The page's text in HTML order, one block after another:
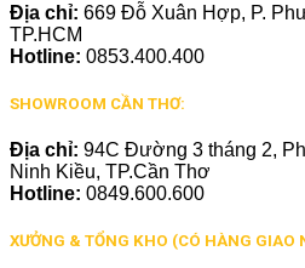
Địa chỉ: 669 Đỗ Xuân Hợp, P.
TP.HCM
Hotline: 0853.400.400
SHOWROOM CẦN THƠ:
Địa chỉ: 94C Đường 3 tháng 2,
Ninh Kiều, TP.Cần Thơ
Hotline: 0849.600.600
XƯỞNG & TỔNG KHO (CÓ HÀNG GIAO